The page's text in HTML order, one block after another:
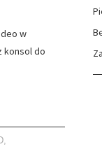
w
konsol do